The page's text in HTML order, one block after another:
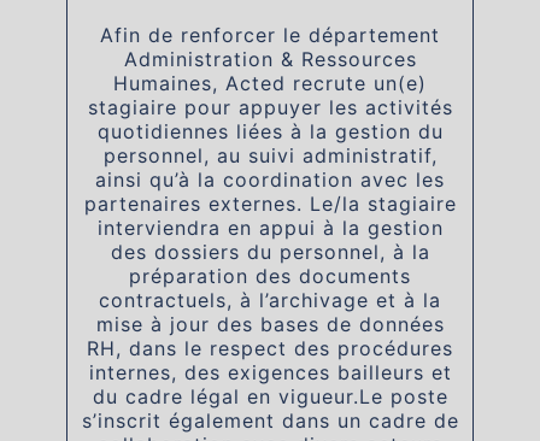
Afin de renforcer le département
Administration & Ressources
Humaines, Acted recrute un(e)
stagiaire pour appuyer les activités
quotidiennes liées à la gestion du
personnel, au suivi administratif,
ainsi qu’à la coordination avec les
partenaires externes. Le/la stagiaire
interviendra en appui à la gestion
des dossiers du personnel, à la
préparation des documents
contractuels, à l’archivage et à la
mise à jour des bases de données
RH, dans le respect des procédures
internes, des exigences bailleurs et
du cadre légal en vigueur.Le poste
s’inscrit également dans un cadre de